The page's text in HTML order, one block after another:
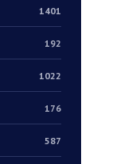
1401
192
1022
176
587